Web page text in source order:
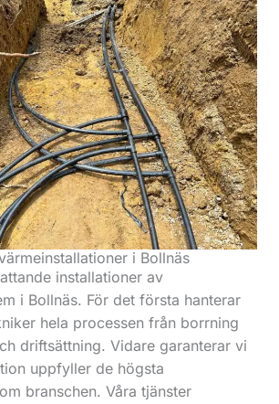
i Bollnäs
installationer av
i Bollnäs. För det första hanterar
hela processen från borrning
driftsättning. Vidare garanterar vi
uppfyller de högsta
branschen. Våra tjänster